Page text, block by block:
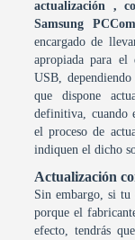
actualización ,
Samsung
encargado de
apropiada para el
USB,
que dispone
definitiva, cuando
el proceso de
indiquen el dicho
Actualización
Sin embargo, si tu
porque el
efecto, tendrás